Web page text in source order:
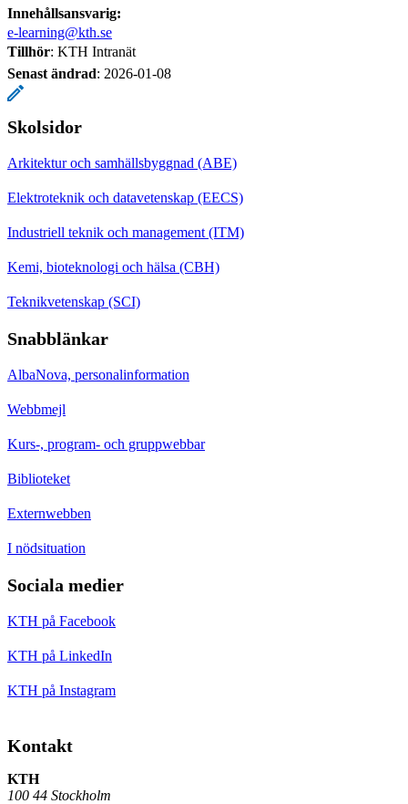
Innehållsansvarig:
e-learning@kth.se
Tillhör: KTH Intranät
Senast ändrad: 2026-01-08
Skolsidor
Arkitektur och samhällsbyggnad (ABE)
Elektroteknik och datavetenskap (EECS)
Industriell teknik och management (ITM)
Kemi, bioteknologi och hälsa (CBH)
Teknikvetenskap (SCI)
Snabblänkar
AlbaNova, personalinformation
Webbmejl
Kurs-, program- och gruppwebbar
Biblioteket
Externwebben
I nödsituation
Sociala medier
KTH på Facebook
KTH på LinkedIn
KTH på Instagram
Kontakt
KTH
100 44 Stockholm